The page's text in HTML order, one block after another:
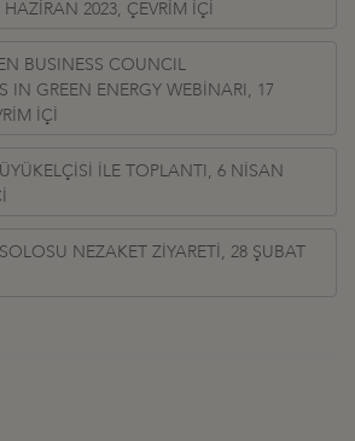
2023, ÇEVRİM İÇİ
BUSINESS COUNCIL
IN GREEN ENERGY WEBİNARI, 17
İÇİ
İLE TOPLANTI, 6 NİSAN
NEZAKET ZİYARETİ, 28 ŞUBAT